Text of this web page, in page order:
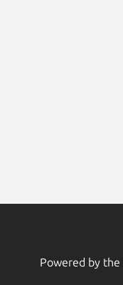
Powered by the